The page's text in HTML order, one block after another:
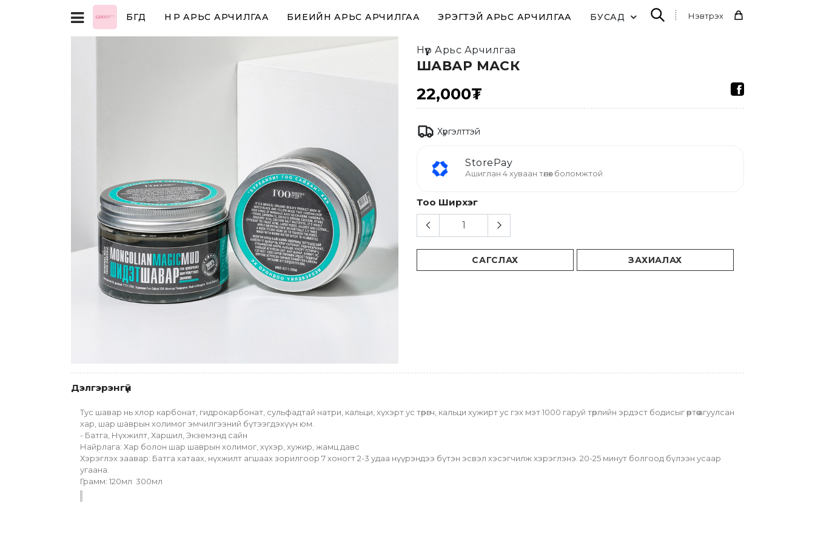
БҮГД НҮҮР АРЬС АРЧИЛГАА БИЕИЙН АРЬС АРЧИЛГАА ЭРЭГТЭЙ АРЬС АРЧИЛГАА БУСАД Нэвтрэх
Нүүр Арьс Арчилгаа
ШАВАР МАСК
22,000₮
Хүргэлттэй
StorePay
Ашиглан 4 хуваан төлөх боломжтой
Тоо Ширхэг
САГСЛАХ ЗАХИАЛАХ
Дэлгэрэнгүй
Тус шавар нь хлор карбонат, гидрокарбонат, сульфадтай натри, кальци, хүхэрт ус төрөгч, кальци хужирт ус гэх мэт 1000 гаруй төрлийн эрдэст бодисыг өөртөө агуулсан
хар, шар шаврын холимог эмчилгээний бүтээгдэхүүн юм.
- Батга, Нүхжилт, Харшил, Экземэнд сайн
Найрлага: Хар болон шар шаврын холимог, хүхэр, хужир, жамц давс
Хэрэглэх заавар: Батга хатаах, нүхжилт агшаах зорилгоор 7 хоногт 2-3 удаа нүүрэндээ бүтэн эсвэл хэсэгчилж хэрэглэнэ. 20-25 минут болгоод бүлээн усаар
угаана.
Грамм: 120мл  300мл